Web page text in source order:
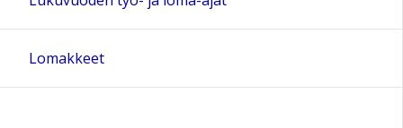
18:00
Lomakkeet